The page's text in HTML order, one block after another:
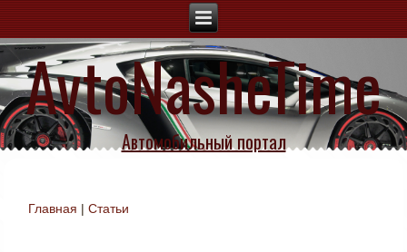
AvtoNasheTime
Автомобильный портал
Вы здесь
Главная |Статьи